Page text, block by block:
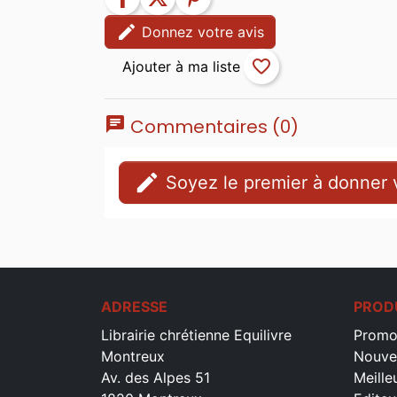
edit Donnez votre avis
favorite_border
chat Commentaires (0)
edit Soyez le premier à donner
ADRESSE
Librairie chrétienne Equilivre
Montreux
Av. des Alpes 51